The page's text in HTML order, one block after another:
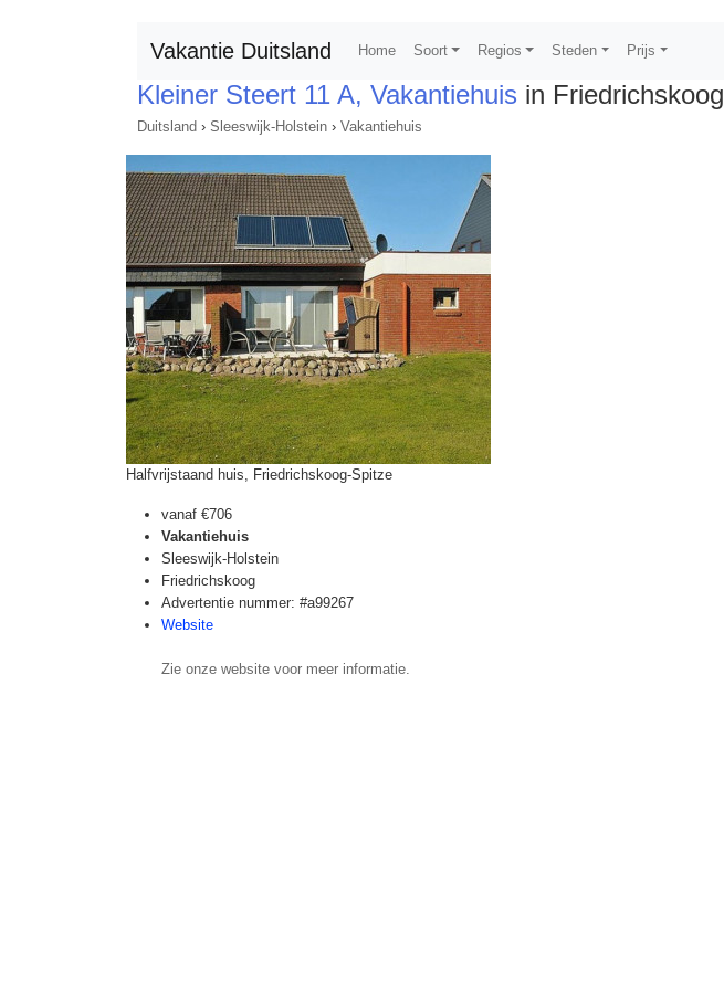
Vakantie Duitsland Home Soort Regios Steden Prijs
Kleiner Steert 11 A, Vakantiehuis in Friedrichskoog
Duitsland › Sleeswijk-Holstein › Vakantiehuis
Halfvrijstaand huis, Friedrichskoog-Spitze
vanaf €706
Vakantiehuis
Sleeswijk-Holstein
Friedrichskoog
Advertentie nummer: #a99267
Website
Zie onze website voor meer informatie.